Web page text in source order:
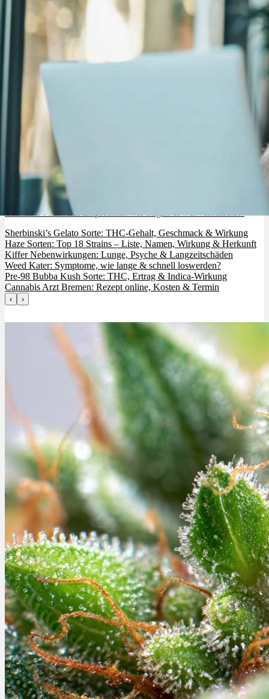
Cannabis beim Arzt ansprechen: wie fragen & wer verschreibt?
Sherbinski’s Gelato Sorte: THC-Gehalt, Geschmack & Wirkung
Haze Sorten: Top 18 Strains – Liste, Namen, Wirkung & Herkunft
Kiffer Nebenwirkungen: Lunge, Psyche & Langzeitschäden
Weed Kater: Symptome, wie lange & schnell loswerden?
Pre-98 Bubba Kush Sorte: THC, Ertrag & Indica-Wirkung
Cannabis Arzt Bremen: Rezept online, Kosten & Termin
‹ ›